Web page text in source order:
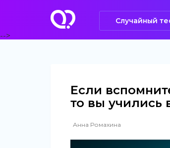
Случайный
-->
Если
то вы
Анна Ромахина